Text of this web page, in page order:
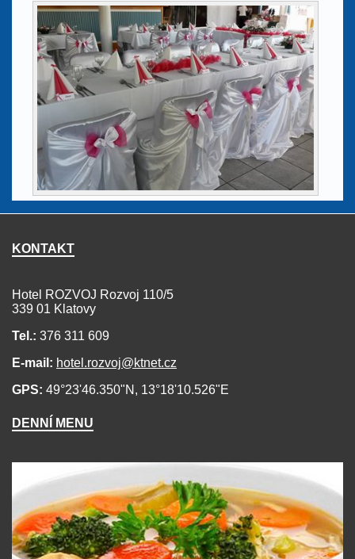
KONTAKT
Hotel ROZVOJ Rozvoj 110/5
339 01 Klatovy
Tel.: 376 311 609
E-mail: hotel.rozvoj@ktnet.cz
GPS: 49°23'46.350"N, 13°18'10.526"E
DENNÍ MENU